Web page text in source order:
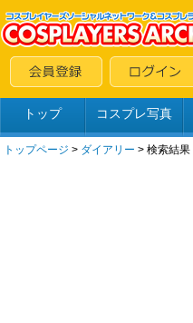
トップ コスプレ写真
トップページ > ダイアリー > 検索結果